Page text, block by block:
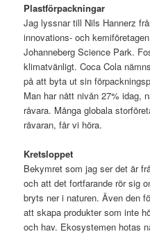
Plastförpackningar
Jag lyssnar till Nils Hannerz
innovations- och
Johanneberg Science Park.
klimatvänligt. Coca Cola
på att byta ut sin
Man har nått nivån 27% idag,
råvara. Många globala
råvaran, får vi höra.
Kretsloppet
Bekymret som jag ser det är
och att det fortfarande rör sig
bryts ner i naturen. Även den
att skapa produkter som inte
och hav. Ekosystemen hotas